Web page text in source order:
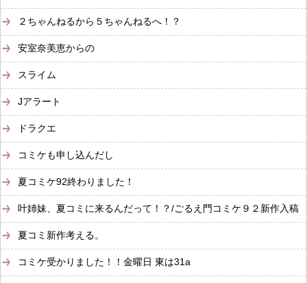
２ちゃんねるから５ちゃんねるへ！？
安室奈美恵からの
スライム
Jアラート
ドラクエ
コミケも申し込んだし
夏コミケ92終わりました！
叶姉妹、夏コミに来るんだって！？/ごるえ門コミケ９２新作入稿
夏コミ新作考える。
コミケ受かりました！！金曜日 東は31a